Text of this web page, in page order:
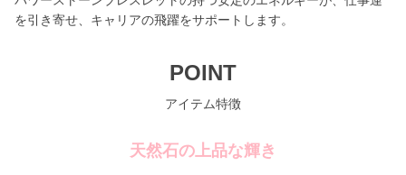
を引き寄せ、キャリアの飛躍をサポートします。
POINT
アイテム特徴
天然石の上品な輝き